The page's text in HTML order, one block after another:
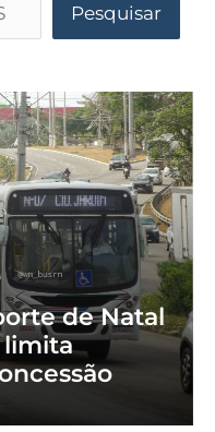
Pesquisar
de Natal
limita